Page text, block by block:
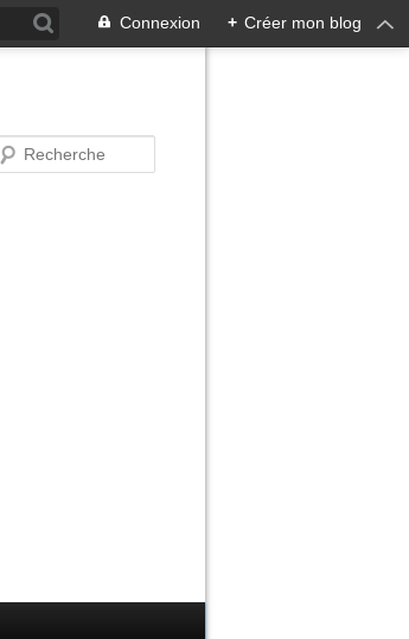
Connexion + Créer mon blog